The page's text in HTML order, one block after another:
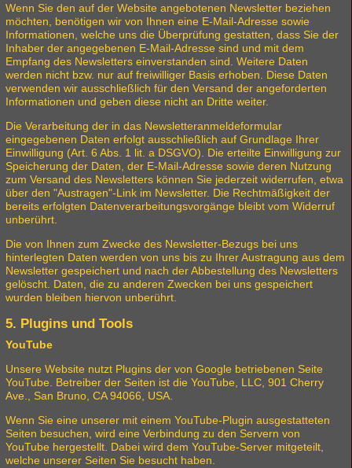
Wenn Sie den auf der Website angebotenen Newsletter beziehen
möchten, benötigen wir von Ihnen eine E-Mail-Adresse sowie
Informationen, welche uns die Überprüfung gestatten, dass Sie der
Inhaber der angegebenen E-Mail-Adresse sind und mit dem
Empfang des Newsletters einverstanden sind. Weitere Daten
werden nicht bzw. nur auf freiwilliger Basis erhoben. Diese Daten
verwenden wir ausschließlich für den Versand der angeforderten
Informationen und geben diese nicht an Dritte weiter.
Die Verarbeitung der in das Newsletteranmeldeformular
eingegebenen Daten erfolgt ausschließlich auf Grundlage Ihrer
Einwilligung (Art. 6 Abs. 1 lit. a DSGVO). Die erteilte Einwilligung zur
Speicherung der Daten, der E-Mail-Adresse sowie deren Nutzung
zum Versand des Newsletters können Sie jederzeit widerrufen, etwa
über den "Austragen"-Link im Newsletter. Die Rechtmäßigkeit der
bereits erfolgten Datenverarbeitungsvorgänge bleibt vom Widerruf
unberührt.
Die von Ihnen zum Zwecke des Newsletter-Bezugs bei uns
hinterlegten Daten werden von uns bis zu Ihrer Austragung aus dem
Newsletter gespeichert und nach der Abbestellung des Newsletters
gelöscht. Daten, die zu anderen Zwecken bei uns gespeichert
wurden bleiben hiervon unberührt.
5. Plugins und Tools
YouTube
Unsere Website nutzt Plugins der von Google betriebenen Seite
YouTube. Betreiber der Seiten ist die YouTube, LLC, 901 Cherry
Ave., San Bruno, CA 94066, USA.
Wenn Sie eine unserer mit einem YouTube-Plugin ausgestatteten
Seiten besuchen, wird eine Verbindung zu den Servern von
YouTube hergestellt. Dabei wird dem YouTube-Server mitgeteilt,
welche unserer Seiten Sie besucht haben.